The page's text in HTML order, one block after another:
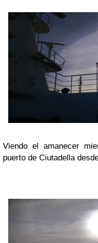
Viendo el amanecer
puerto de Ciutadella